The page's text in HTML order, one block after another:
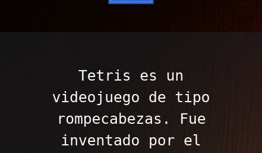
Tetris es un
videojuego de tipo
rompecabezas. Fue
inventado por el